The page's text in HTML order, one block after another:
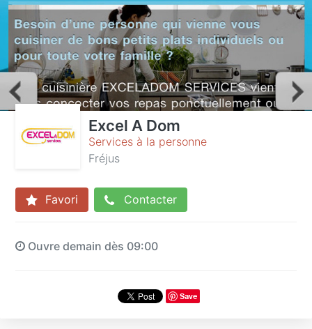
Excel A Dom
Services à la personne
Fréjus
Favori Contacter
Ouvre demain dès 09:00
Save